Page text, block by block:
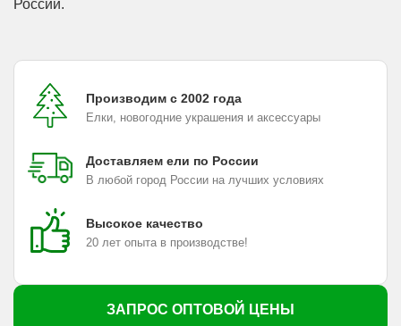
России.
Производим с 2002 года
Елки, новогодние украшения и аксессуары
Доставляем ели по России
В любой город России на лучших условиях
Высокое качество
20 лет опыта в производстве!
ЗАПРОС ОПТОВОЙ ЦЕНЫ